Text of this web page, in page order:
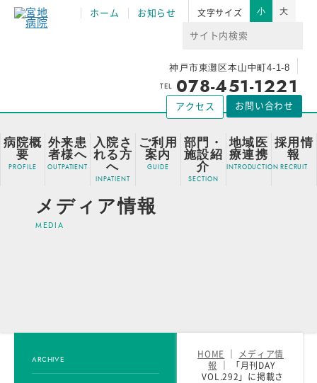
ホーム お知らせ 文字サイズ 小 大
神戸市東灘区本山中町4-1-8
TEL 078-451-1221
アクセス お問い合わせ
病院概
要
外来患
者様へ
入院さ
れる方
へ
ご利用
案内
部門・
施設紹
介
地域医
療連携
採用情
報
メディア情報
HOME
メディア情
報
「月刊DAY
VOL.292」に掲載さ
ARCHIVE